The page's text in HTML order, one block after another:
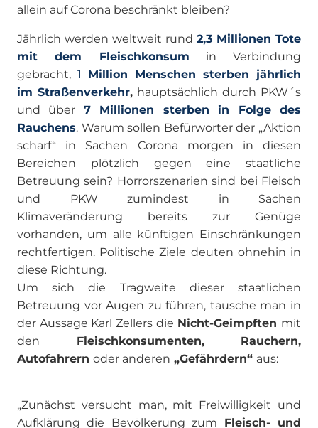
allein auf Corona beschränkt bleiben?
Jährlich werden weltweit rund 2,3 Millionen Tote
mit dem Fleischkonsum in Verbindung
gebracht, 1 Million Menschen sterben jährlich
im Straßenverkehr, hauptsächlich durch PKW´s
und über 7 Millionen sterben in Folge des
Rauchens. Warum sollen Befürworter der „Aktion
scharf“ in Sachen Corona morgen in diesen
Bereichen plötzlich gegen eine staatliche
Betreuung sein? Horrorszenarien sind bei Fleisch
und PKW zumindest in Sachen
Klimaveränderung bereits zur Genüge
vorhanden, um alle künftigen Einschränkungen
rechtfertigen. Politische Ziele deuten ohnehin in
diese Richtung.
Um sich die Tragweite dieser staatlichen
Betreuung vor Augen zu führen, tausche man in
der Aussage Karl Zellers die Nicht-Geimpften mit
den Fleischkonsumenten, Rauchern,
Autofahrern oder anderen „Gefährdern“ aus:
„Zunächst versucht man, mit Freiwilligkeit und
Aufklärung die Bevölkerung zum Fleisch- und